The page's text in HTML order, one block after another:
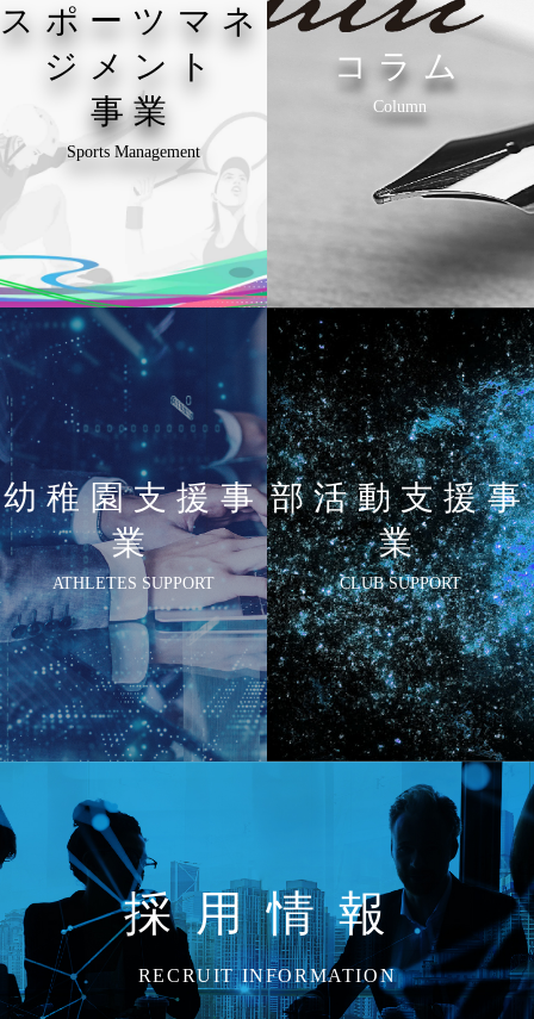
スポーツマネ
ジメント
事業
Sports Management
コラム
Column
幼稚園支援事
業
ATHLETES SUPPORT
部活動支援事
業
CLUB SUPPORT
採用情報
RECRUIT INFORMATION